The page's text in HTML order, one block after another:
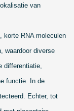
van
korte RNA moleculen
waardoor diverse
differentiatie,
functie. In de
Echter, tot